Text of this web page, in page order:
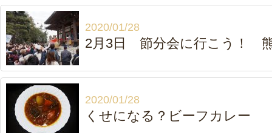
2020/01/28
2月3日 節分会に行こう！
2020/01/28
くせになる？ビーフカレー